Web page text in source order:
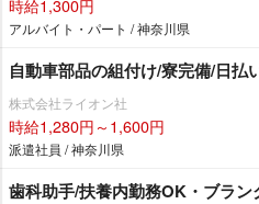
時給1,300円
アルバイト・パート / 神奈川県
自動車部品の組付け/寮完備/日払
株式会社ライオン社
時給1,280円～1,600円
派遣社員 / 神奈川県
歯科助手/扶養内勤務OK・ブラン